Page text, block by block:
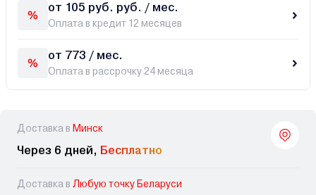
от 105 руб. руб. / мес.
Оплата в кредит 12 месяцев
от 773 / мес.
Оплата в рассрочку 24 месяца
Доставка в Минск
Через 6 дней, Бесплатно
Доставка в Любую точку Беларуси